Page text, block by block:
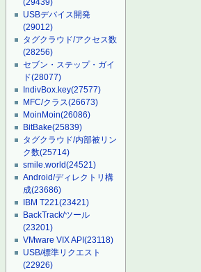
(29439)
USBデバイス開発
(29012)
タグクラウド/アクセス数
(28256)
セブン・ステップ・ガイ
ド(28077)
IndivBox.key(27577)
MFC/クラス(26673)
MoinMoin(26086)
BitBake(25839)
タグクラウド/内部被リン
ク数(25714)
smile.world(24521)
Android/ディレクトリ構
成(23686)
IBM T221(23421)
BackTrack/ツール
(23201)
VMware VIX API(23118)
USB/標準リクエスト
(22926)